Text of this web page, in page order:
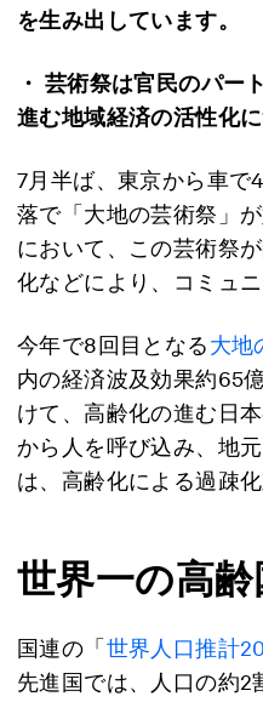
を生み出しています。
・ 芸術祭は官民のパー
進む地域経済の活性化
7月半ば、東京から車で
落で「大地の芸術祭」
において、この芸術祭
化などにより、コミュ
今年で8回目となる大地
内の経済波及効果約65
けて、高齢化の進む日
から人を呼び込み、地
は、高齢化による過疎
世界一の高
国連の「 世界人口推計
先進国では、人口の約